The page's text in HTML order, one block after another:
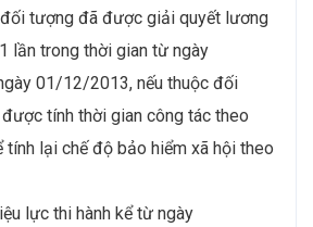
tượng đã được giải quyết lương
lần trong thời gian từ ngày
01/12/2013, nếu thuộc đối
tính thời gian công tác theo
tính lại chế độ bảo hiểm xã hội theo
lực thi hành kể từ ngày